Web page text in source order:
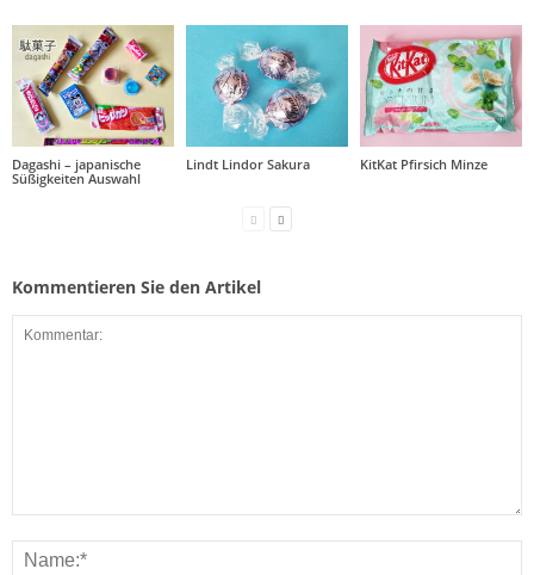
Dagashi – japanische
Süßigkeiten Auswahl
Lindt Lindor Sakura KitKat Pfirsich Minze
Kommentieren Sie den Artikel